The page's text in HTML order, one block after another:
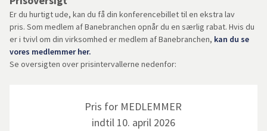
Er du hurtigt ude, kan du få din konferencebillet til en ekstra lav
pris. Som medlem af Banebranchen opnår du en særlig rabat. Hvis du
er i tvivl om din virksomhed er medlem af Banebranchen, kan du se
vores medlemmer her.
Se oversigten over prisintervallerne nedenfor:
Pris for MEDLEMMER
indtil 10. april 2026